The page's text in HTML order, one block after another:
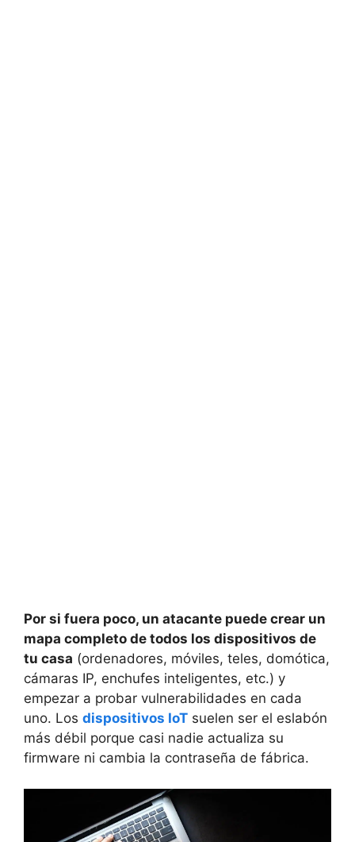
Por si fuera poco, un atacante puede crear un
mapa completo de todos los dispositivos de
tu casa (ordenadores, móviles, teles, domótica,
cámaras IP, enchufes inteligentes, etc.) y
empezar a probar vulnerabilidades en cada
uno. Los dispositivos IoT suelen ser el eslabón
más débil porque casi nadie actualiza su
firmware ni cambia la contraseña de fábrica.